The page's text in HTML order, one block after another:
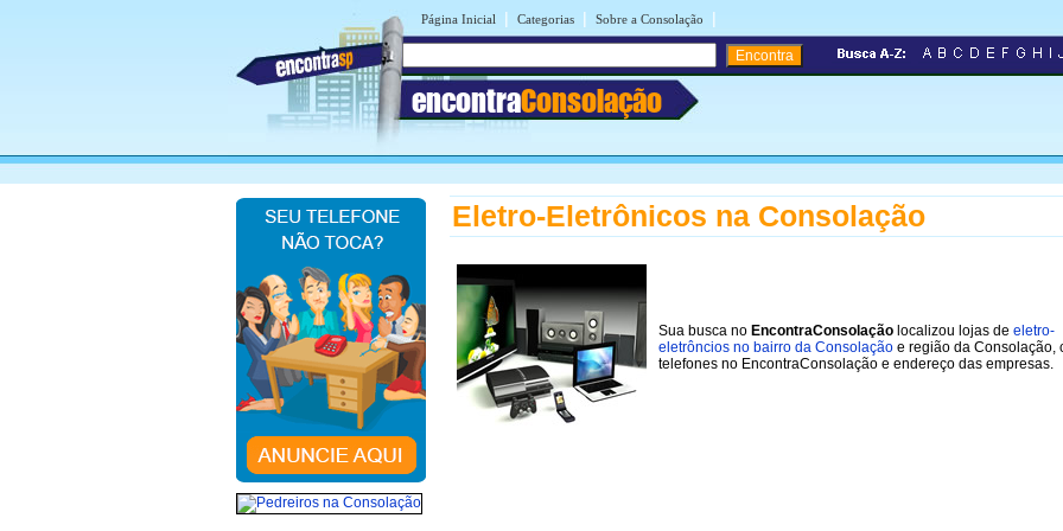
Página Inicial | Categorias | Sobre a Consolação |
encontraConsolação
Eletro-Eletrônicos na Consolação
Sua busca no EncontraConsolação localizou lojas de eletro-
eletrôncios no bairro da Consolação e região da Consolação,
telefones no EncontraConsolação e endereço das empresas.